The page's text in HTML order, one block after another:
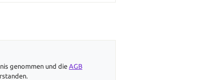
genommen und die AGB